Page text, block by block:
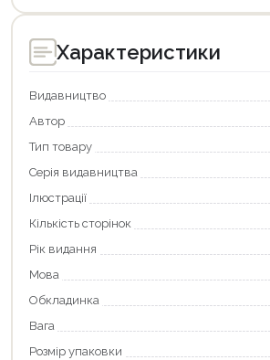
Характеристики
Видавництво
Автор
Тип товару
Серія видавництва
Ілюстрації
Кількість сторінок
Рік видання
Мова
Обкладинка
Вага
Розмір упаковки
Продовжити
Оформити